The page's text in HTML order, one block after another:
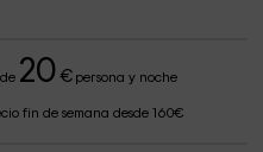
20 €persona y noche
fin de semana desde 160€